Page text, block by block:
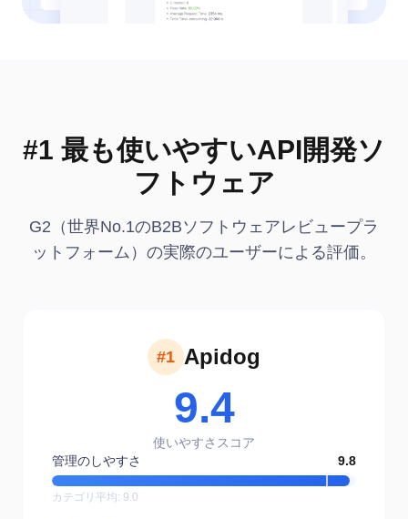
#1 最も使いやすいAPI開発ソ
フトウェア
G2（世界No.1のB2Bソフトウェアレビュープラ
ットフォーム）の実際のユーザーによる評価。
#1 Apidog
9.4
使いやすさスコア
管理のしやすさ
9.8
カテゴリ平均: 9.0